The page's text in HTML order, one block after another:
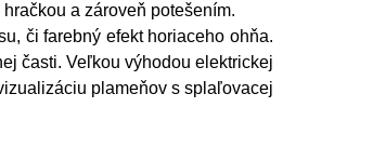
a zároveň potešením.
či farebný efekt horiaceho ohňa.
časti. Veľkou výhodou elektrickej
plameňov s splaľovacej